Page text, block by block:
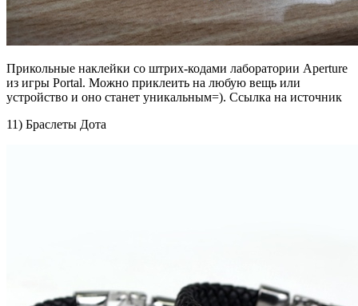
Прикольные наклейки со штрих-кодами лаборатории Aperture
из игры Portal. Можно приклеить на любую вещь или
устройство и оно станет уникальным=). Ссылка на источник
11) Браслеты Дота